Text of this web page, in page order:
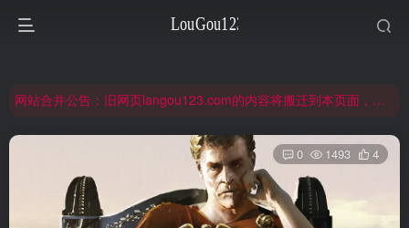
网站合并公告：旧网页langou123.com的内容将搬迁到本页面，本页面后续可通过langou123.com和www.langou123.com访问。旧网页可通过3yc.top访问。
注意：钢铁雄心4旧版本（1.16）的内容都在旧页面，点击回到旧版页面前往，网址：3yc.top
非常抱歉，节假日晚上服务器爆满，建议避开高峰时段访问。
0 1493 4